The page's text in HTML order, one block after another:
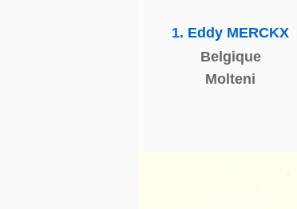
1. Eddy MERCKX
Belgique
Molteni